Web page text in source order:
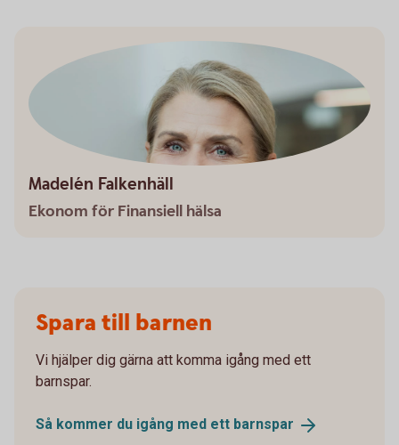
Madelén Falkenhäll
Ekonom för Finansiell hälsa
Spara till barnen
Vi hjälper dig gärna att komma igång med ett
barnspar.
Så kommer du igång med ett barnspar